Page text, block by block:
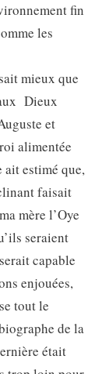
fin
les
mieux que
Dieux
et
alimentée
ait estimé que,
faisait
mère l’Oye
seraient
capable
enjouées,
tout le
de la
était